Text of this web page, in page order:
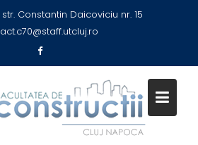
Constantin Daicoviciu nr. 15